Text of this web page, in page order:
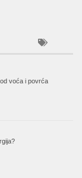
voća i povrća